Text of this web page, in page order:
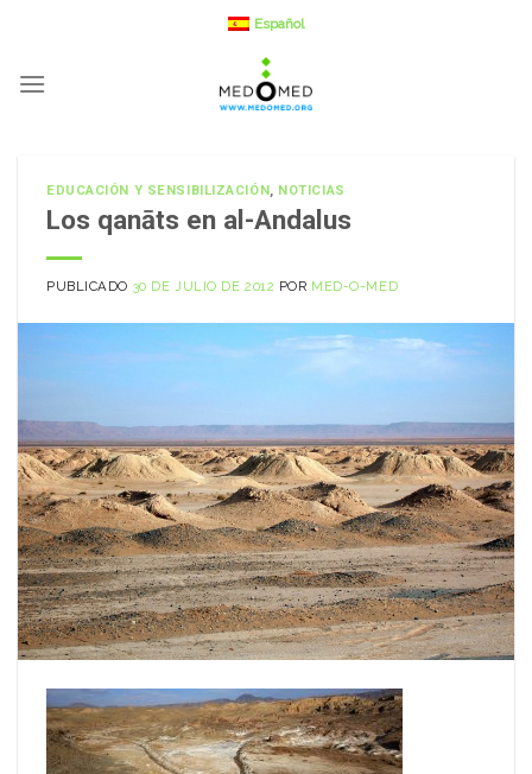
contenido
Español
EDUCACIÓN Y SENSIBILIZACIÓN, NOTICIAS
Los qanāts en al-Andalus
PUBLICADO 30 DE JULIO DE 2012 POR MED-O-MED